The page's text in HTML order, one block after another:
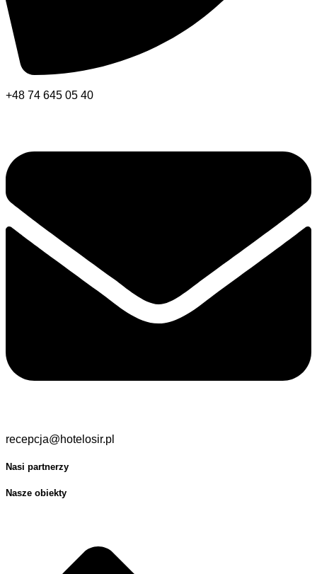
+48 74 645 05 40
recepcja@hotelosir.pl
Nasi partnerzy
Nasze obiekty